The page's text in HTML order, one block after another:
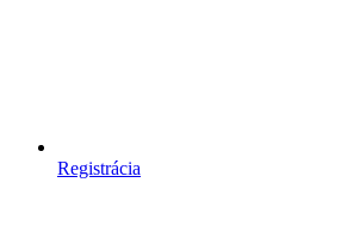
Registrácia